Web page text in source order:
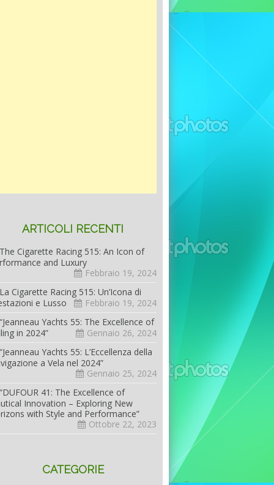
ARTICOLI RECENTI
The Cigarette Racing 515: An Icon of
and Luxury
Febbraio 19, 2024
La Cigarette Racing 515: Un’Icona di
e Lusso
Febbraio 19, 2024
“Jeanneau Yachts 55: The Excellence of
in 2024”
Gennaio 26, 2024
“Jeanneau Yachts 55: L’Eccellenza della
a Vela nel 2024”
Gennaio 25, 2024
“DUFOUR 41: The Excellence of
Innovation – Exploring New
with Style and Performance”
Ottobre 22, 2023
CATEGORIE